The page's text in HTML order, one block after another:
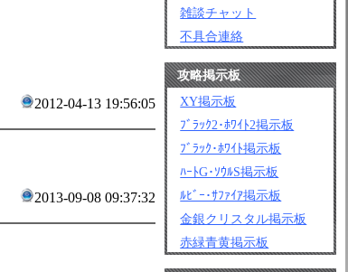
2012-04-13 19:56:05
2013-09-08 09:37:32
雑談チャット
不具合連絡
攻略掲示板
XY掲示板
ﾌﾞﾗｯｸ2･ﾎﾜｲﾄ2掲示板
ﾌﾞﾗｯｸ･ﾎﾜｲﾄ掲示板
ﾊｰﾄG･ｿｳﾙS掲示板
ﾙﾋﾞｰ･ｻﾌｧｲｱ掲示板
金銀クリスタル掲示板
赤緑青黄掲示板